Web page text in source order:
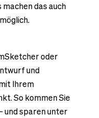
das auch
oder
und
Ihrem
So kommen Sie
und sparen unter